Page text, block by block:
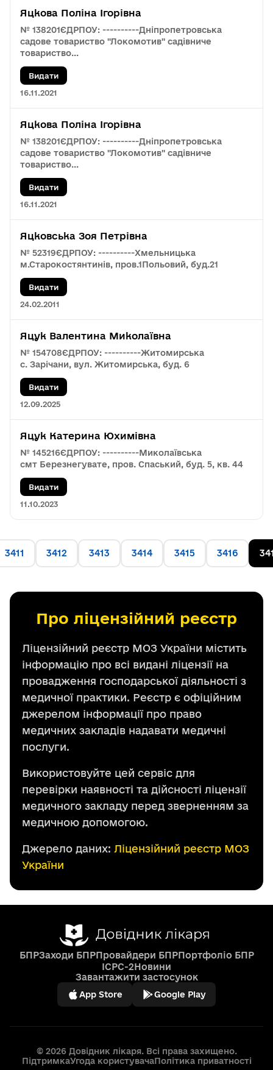
Яцкова Поліна Ігорівна
№ 138201ЄДРПОУ: ----------Дніпропетровська
садове товариство "Локомотив" садівниче
товариство...
Видати
16.11.2021
Яцкова Поліна Ігорівна
№ 138201ЄДРПОУ: ----------Дніпропетровська
садове товариство "Локомотив" садівниче
товариство...
Видати
16.11.2021
Яцковська Зоя Петрівна
№ 52319ЄДРПОУ: ----------Хмельницька
м.Старокостянтинів, пров.1Польовий, буд.21
Видати
24.02.2011
Яцук Валентина Миколаївна
№ 154708ЄДРПОУ: ----------Житомирська
с. Зарічани, вул. Житомирська, буд. 6
Видати
12.09.2025
Яцук Катерина Юхимівна
№ 145216ЄДРПОУ: ----------Миколаївська
смт Березнегувате, пров. Спаський, буд. 5, кв. 44
Видати
11.10.2023
3411 3412 3413 3414 3415 3416
Про ліцензійний реєстр
Ліцензійний реєстр МОЗ України містить
інформацію про всі видані ліцензії на
провадження господарської діяльності з
медичної практики. Реєстр є офіційним
джерелом інформації про право
медичних закладів надавати медичні
послуги.
Використовуйте цей сервіс для
перевірки наявності та дійсності ліцензії
медичного закладу перед зверненням за
медичною допомогою.
Джерело даних: Ліцензійний реєстр МОЗ
України
БПРЗаходи БПРПровайдери БПРПортфоліо БПР
ICPC-2Новини
Завантажити застосунок
App Store Google Play
© 2026 Довідник лікаря. Всі права захищено.
ПідтримкаУгода користувачаПолітика приватності